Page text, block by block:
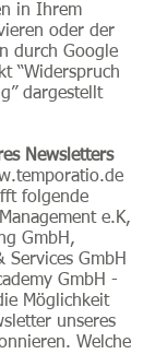
in Ihrem
oder der
durch Google
“Widerspruch
dargestellt
Newsletters
folgende
e.K,
GmbH,
Services GmbH
GmbH -
Möglichkeit
unseres
Welche